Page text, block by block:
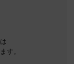
す。